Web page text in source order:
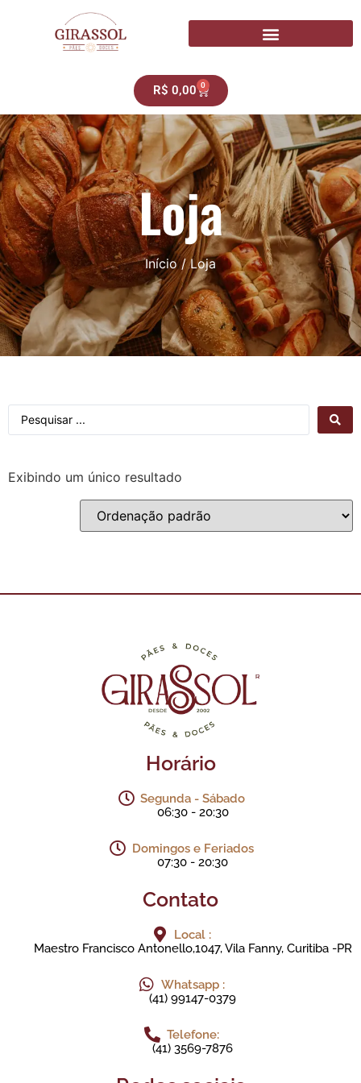
R$ 0,00 0
Loja
Início/ Loja
Exibindo um único resultado
Horário
Segunda - Sábado
06:30 - 20:30
Domingos e Feriados
07:30 - 20:30
Contato
Local :
Maestro Francisco Antonello,1047, Vila Fanny, Curitiba -PR
Whatsapp :
(41) 99147-0379
Telefone:
(41) 3569-7876